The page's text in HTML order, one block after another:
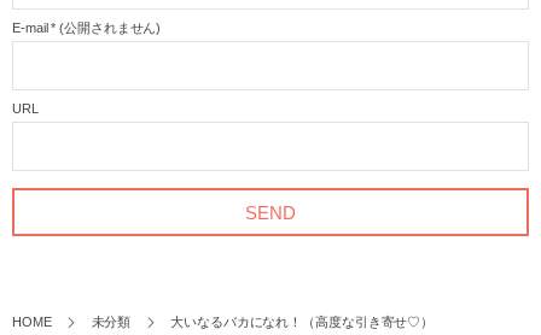
E-mail * (公開されません)
URL
HOME 未分類 大いなるバカになれ！（高度な引き寄せ♡）